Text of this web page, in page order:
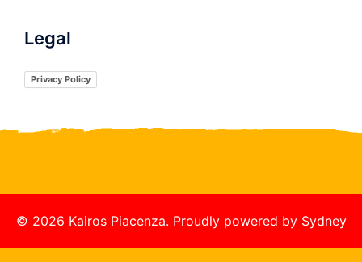
Legal
Privacy Policy
© 2026 Kairos Piacenza. Proudly powered by Sydney